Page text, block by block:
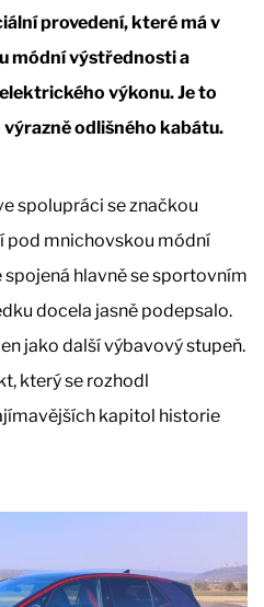
provedení, které má v
módní výstřednosti a
výkonu. Je to
výrazně odlišného kabátu.
spolupráci se značkou
pod mnichovskou módní
spojená hlavně se sportovním
docela jasně podepsalo.
jako další výbavový stupeň.
který se rozhodl
kapitol historie